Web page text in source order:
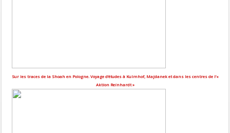
Sur les traces de la Shoah en Pologne. Voyage d’études à Kulmhof, Majdanek et dans les centres de l’«
Aktion Reinhardt »